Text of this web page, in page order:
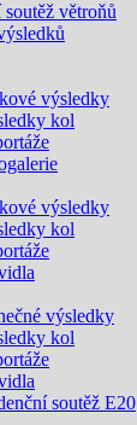
větroňů
výsledky
kol
výsledky
kol
výsledky
kol
soutěž E20